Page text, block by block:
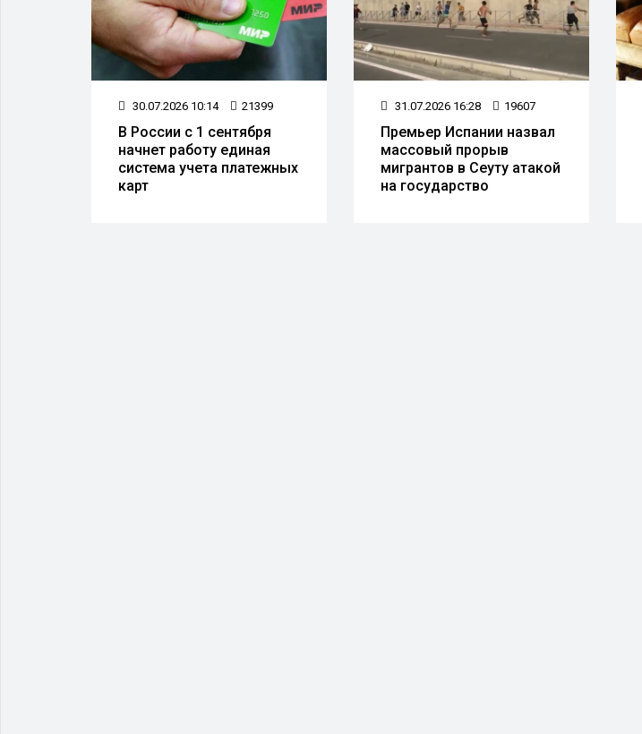
30.07.2026 10:14 21399
В России с 1 сентября
начнет работу единая
система учета платежных
карт
31.07.2026 16:28 19607
Премьер Испании назвал
массовый прорыв
мигрантов в Сеуту атакой
на государство